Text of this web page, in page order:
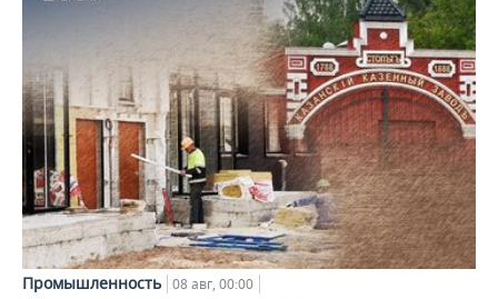
Промышленность 08 авг, 00:00